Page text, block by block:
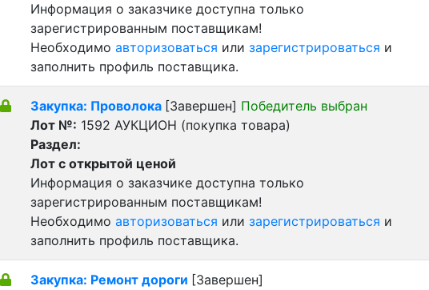
Информация о заказчике доступна только
зарегистрированным поставщикам!
Необходимо авторизоваться или зарегистрироваться и
заполнить профиль поставщика.
Закупка: Проволока [Завершен] Победитель выбран
Лот №: 1592 АУКЦИОН (покупка товара)
Раздел:
Лот с открытой ценой
Информация о заказчике доступна только
зарегистрированным поставщикам!
Необходимо авторизоваться или зарегистрироваться и
заполнить профиль поставщика.
Закупка: Ремонт дороги [Завершен]